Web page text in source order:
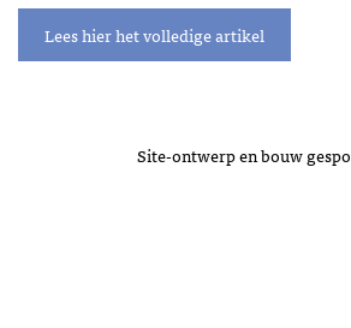
Lees hier het volledige artikel
Site-ontwerp en bouw